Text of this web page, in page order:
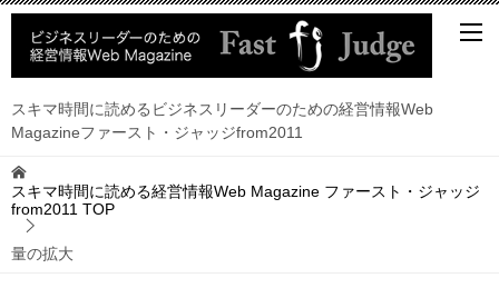
スキマ時間に読めるビジネスリーダーのための経営情報Web
Magazineファースト・ジャッジfrom2011
スキマ時間に読める経営情報Web Magazine ファースト・ジャッジ
from2011 TOP
量の拡大